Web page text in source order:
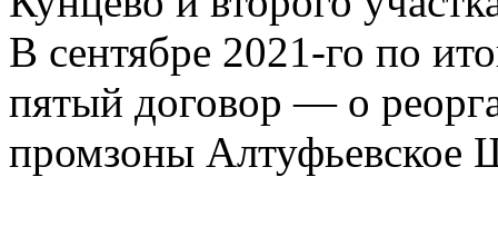
В сентябре 2021-го по
пятый договор — о
промзоны Алтуфьевское